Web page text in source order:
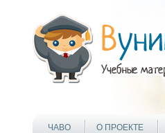
ЧАВО О ПРОЕКТЕ